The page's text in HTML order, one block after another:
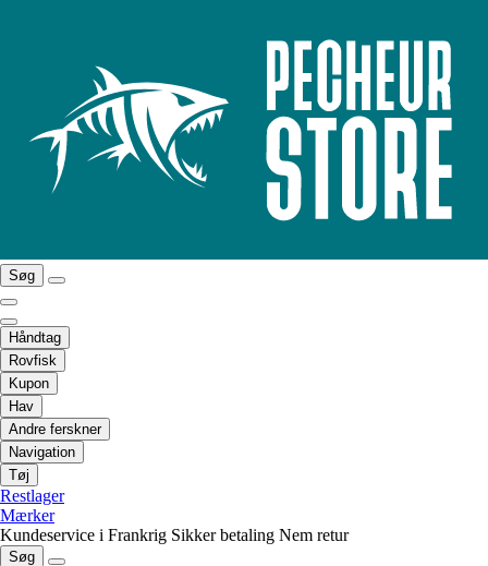
Søg
Håndtag
Rovfisk
Kupon
Hav
Andre ferskner
Navigation
Tøj
Restlager
Mærker
Kundeservice i Frankrig Sikker betaling Nem retur
Søg